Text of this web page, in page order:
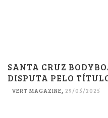
SANTA CRUZ
DISPUTA PELO
VERT MAGAZINE, 29/05/2025